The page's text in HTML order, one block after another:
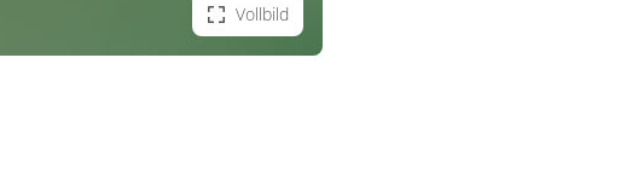
Vollbild